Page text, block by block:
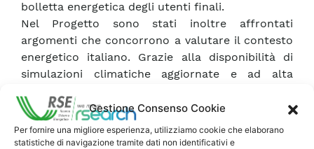
Gestione Consenso Cookie
Per fornire una migliore esperienza, utilizziamo cookie che elaborano
statistiche di navigazione tramite dati non identificativi e
bolletta energetica degli utenti finali.
Nel Progetto sono stati inoltre affrontati
argomenti che concorrono a valutare il contesto
energetico italiano. Grazie alla disponibilità di
simulazioni climatiche aggiornate e ad alta
eventi estremi aumenteranno in intensità e
frequenza nelle prossime decadi, rendendo più
vulnerabili alcune infrastrutture.